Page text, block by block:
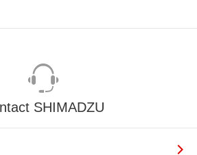
SHIMADZU